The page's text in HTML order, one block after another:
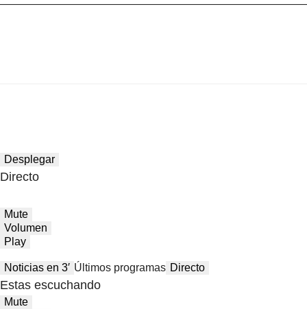
Desplegar
Directo
Mute
Volumen
Play
Noticias en 3′ Últimos programas Directo
Estas escuchando
Mute